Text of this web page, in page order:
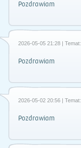
Pozdrawiam
2026-05-05 21:28 | Temat:
Pozdrawiam
2026-05-02 20:56 | Temat:
Pozdrawiam